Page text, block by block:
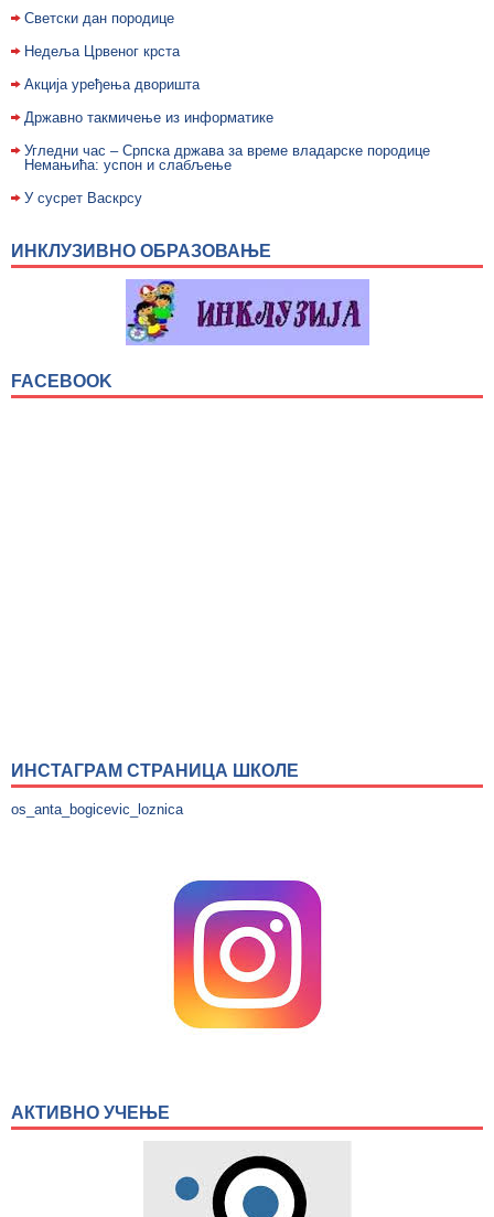
Светски дан породице
Недељa Црвеног крста
Акција уређења дворишта
Државно такмичење из информатике
Угледни час – Српска држава за време владарске породице
Немањића: успон и слабљење
У сусрет Васкрсу
ИНКЛУЗИВНО ОБРАЗОВАЊЕ
FACEBOOK
ИНСТАГРАМ СТРАНИЦА ШКОЛЕ
os_anta_bogicevic_loznica
АКТИВНО УЧЕЊЕ